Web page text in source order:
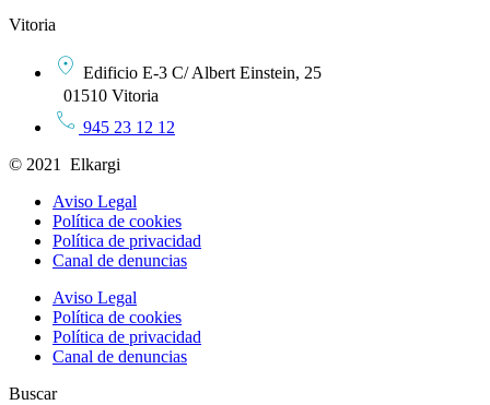
Vitoria
Edificio E-3 C/ Albert Einstein, 25
01510 Vitoria
945 23 12 12
© 2021 Elkargi
Aviso Legal
Política de cookies
Política de privacidad
Canal de denuncias
Aviso Legal
Política de cookies
Política de privacidad
Canal de denuncias
Buscar